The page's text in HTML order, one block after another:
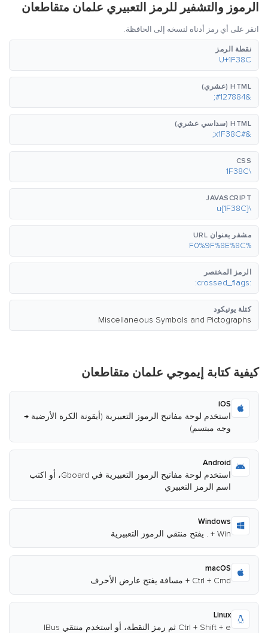
الرموز والتشفير للرمز التعبيري علمان متقاطعان
انقر على أي رمز أدناه لنسخه إلى الحافظة.
نقطة الرمز
U+1F38C
HTML (عشري)
&#127884;
HTML (سداسي عشري)
&#x1F38C;
CSS
\1F38C
JAVASCRIPT
\u{1F38C}
مشفر بعنوان URL
%F0%9F%8E%8C
الرمز المختصر
:crossed_flags:
كتلة يونيكود
Miscellaneous Symbols and Pictographs
كيفية كتابة إيموجي علمان متقاطعان
iOS
استخدم لوحة مفاتيح الرموز التعبيرية (أيقونة الكرة الأرضية →
وجه مبتسم)
Android
استخدم لوحة مفاتيح الرموز التعبيرية في Gboard، أو اكتب
اسم الرمز التعبيري
Windows
Win + . يفتح منتقي الرموز التعبيرية
macOS
Ctrl + Cmd + مسافة يفتح عارض الأحرف
Linux
Ctrl + Shift + e ثم رمز النقطة، أو استخدم منتقي IBus